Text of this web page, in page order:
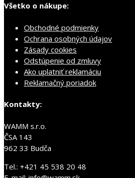
Všetko o nákupe:
Obchodné podmienky
Ochrana osobných údajov
Zásady cookies
Odstúpenie od zmluvy
Ako uplatniť reklamáciu
Reklamačný poriadok
Kontakty:
WAMM s.r.o.
ČSA 143
962 33 Budča
Tel.: +421 45 538 20 48